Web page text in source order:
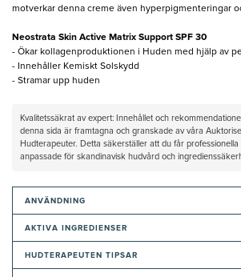
motverkar denna creme även hyperpigmenteringar
Neostrata Skin Active Matrix Support SPF 30
- Ökar kollagenproduktionen i Huden med hjälp av
- Innehåller Kemiskt Solskydd
- Stramar upp huden
Kvalitetssäkrat av expert: Innehållet och
denna sida är framtagna och granskade av våra
Hudterapeuter. Detta säkerställer att du får professionella
anpassade för skandinavisk hudvård och
ANVÄNDNING
AKTIVA INGREDIENSER
HUDTERAPEUTEN TIPSAR